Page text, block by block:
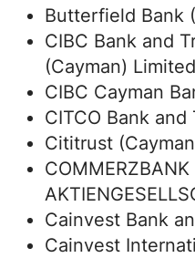
Butterfield Bank
CIBC Bank and
(Cayman) Limited
CIBC Cayman
CITCO Bank
Cititrust
COMMERZBANK
Cainvest Bank
Cainvest